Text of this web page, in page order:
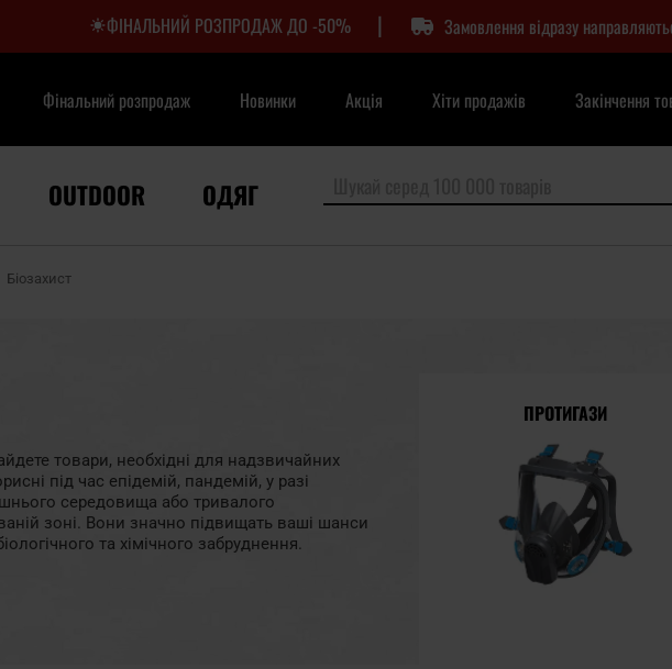
ФІНАЛЬНИЙ РОЗПРОДАЖ ДО -50% | Замовлення відразу
Фінальний розпродаж Новинки Акція Хіти продажів Закінчення
OUTDOOR ОДЯГ
Біозахист
товари, необхідні для надзвичайних
під час епідемій, пандемій, у разі
середовища або тривалого
зоні. Вони значно підвищать ваші шанси
та хімічного забруднення.
ПРОТИГАЗИ